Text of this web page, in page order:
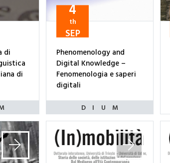
di
di
4
th
SEP
Phenomenology and
Digital Knowledge –
Fenomenologia e saperi
digitali